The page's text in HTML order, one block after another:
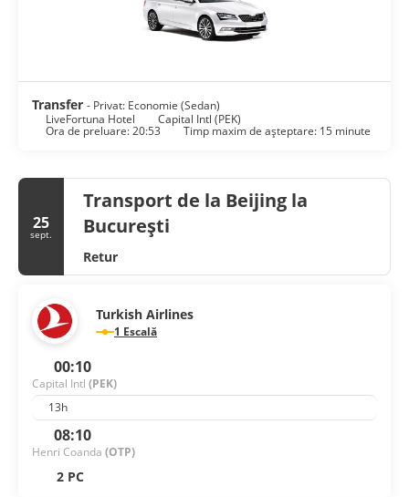
Transfer - Privat: Economie (Sedan)
LiveFortuna Hotel
Capital Intl (PEK)
Ora de preluare: 20:53 Timp maxim de așteptare: 15 minute
25
sept.
Transport de la Beijing la
București
Retur
Turkish Airlines
1 Escală
00:10
Capital Intl (PEK)
13h
08:10
Henri Coanda (OTP)
2 PC